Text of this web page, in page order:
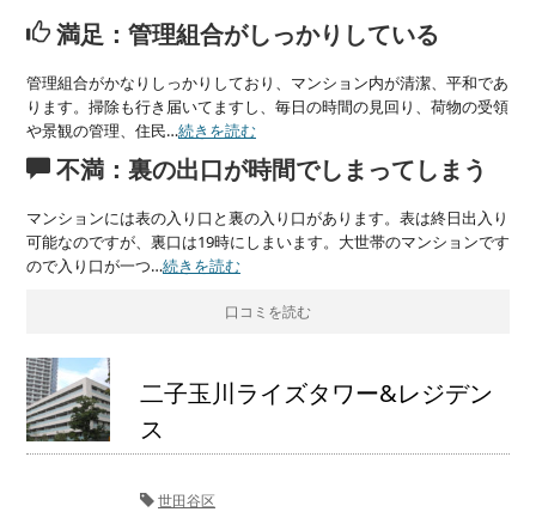
満足：管理組合がしっかりしている
管理組合がかなりしっかりしており、マンション内が清潔、平和であ
ります。掃除も行き届いてますし、毎日の時間の見回り、荷物の受領
や景観の管理、住民…続きを読む
不満：裏の出口が時間でしまってしまう
マンションには表の入り口と裏の入り口があります。表は終日出入り
可能なのですが、裏口は19時にしまいます。大世帯のマンションです
ので入り口が一つ…続きを読む
口コミを読む
二子玉川ライズタワー&レジデン
ス
世田谷区